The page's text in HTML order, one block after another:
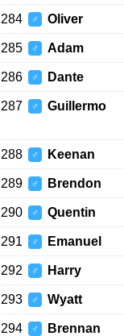
284 ♂ Oliver
285 ♂ Adam
286 ♂ Dante
287 ♂ Guillermo
288 ♂ Keenan
289 ♂ Brendon
290 ♂ Quentin
291 ♂ Emanuel
292 ♂ Harry
293 ♂ Wyatt
294 ♂ Brennan